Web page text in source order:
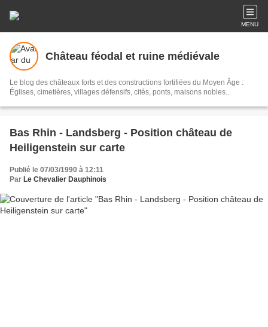
MENU
Château féodal et ruine médiévale
Le blog des châteaux forts et des constructions fortifiées du Moyen Âge :
Églises, cimetières, villages défensifs, cités, ponts, maisons nobles...
Bas Rhin - Landsberg - Position château de
Heiligenstein sur carte
Publié le 07/03/1990 à 12:11
Par Le Chevalier Dauphinois